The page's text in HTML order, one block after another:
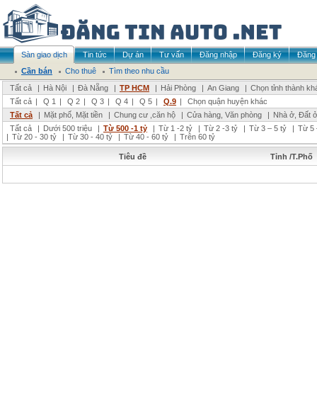
Sàn giao dịch Tin tức Dự án Tư vấn Đăng nhập Đăng ký
Đăng
Cần bán
Cho thuê
Tìm theo nhu cầu
Tất cả
| Hà Nội | Đà Nẵng | TP HCM | Hải Phòng | An Giang | Chọn tỉnh thành
Tất cả | Q 1 | Q 2 | Q 3 | Q 4 | Q 5 | Q.9 |
Chọn quận huyện khác
Tất cả
| Mặt phố, Mặt tiền | Chung cư ,căn hộ | Cửa hàng, Văn phòng | Nhà ở, Đất ở
Tất cả
| Dưới 500 triệu | Từ 500 -1 tỷ | Từ 1 -2 tỷ | Từ 2 -3 tỷ | Từ 3 – 5 tỷ | Từ 5
| Từ 20 - 30 tỷ | Từ 30 - 40 tỷ | Từ 40 - 60 tỷ | Trên 60 tỷ
Tiêu đề Tỉnh /T.Phố